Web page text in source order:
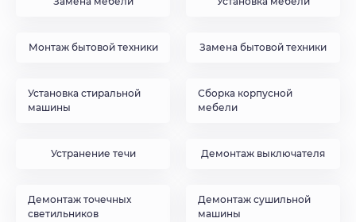
Монтаж бытовой техники Замена бытовой техники
Установка стиральной
машины
Сборка корпусной
мебели
Устранение течи Демонтаж выключателя
Демонтаж точечных
светильников
Демонтаж сушильной
машины